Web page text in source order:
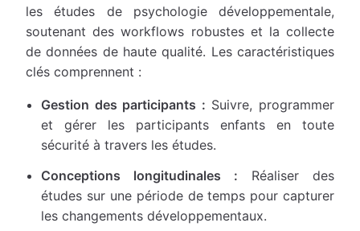
les études de psychologie développementale,
soutenant des workflows robustes et la collecte
de données de haute qualité. Les caractéristiques
clés comprennent :
Gestion des participants : Suivre, programmer
et gérer les participants enfants en toute
sécurité à travers les études.
Conceptions longitudinales : Réaliser des
études sur une période de temps pour capturer
les changements développementaux.